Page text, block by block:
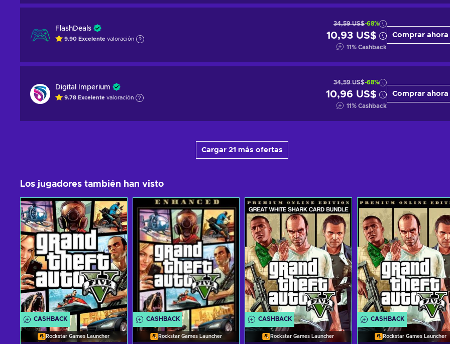
FlashDeals
9.90 Excelente valoración
34,59 US$-68%
10,93 US$
11% Cashback
Comprar ahora
Digital Imperium
9.78 Excelente valoración
34,59 US$-68%
10,96 US$
11% Cashback
Comprar ahora
Cargar 21 más ofertas
Los jugadores también han visto
CASHBACK
Rockstar Games Launcher
CASHBACK
Rockstar Games Launcher
CASHBACK
Rockstar Games Launcher
CASHBACK
Rockstar Games Launcher